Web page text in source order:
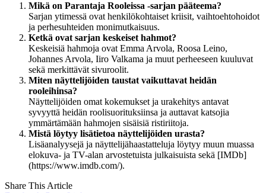
Mikä on Parantaja Rooleissa -sarjan pääteema?
Sarjan ytimessä ovat henkilökohtaiset kriisit, vaihtoehtohoidot
ja perhesuhteiden monimutkaisuus.
Ketkä ovat sarjan keskeiset hahmot?
Keskeisiä hahmoja ovat Emma Arvola, Roosa Leino,
Johannes Arvola, Iiro Valkama ja muut perheeseen kuuluvat
sekä merkittävät sivuroolit.
Miten näyttelijöiden taustat vaikuttavat heidän
rooleihinsa?
Näyttelijöiden omat kokemukset ja urakehitys antavat
syvyyttä heidän roolisuorituksiinsa ja auttavat katsojia
ymmärtämään hahmojen sisäisiä ristiriitoja.
Mistä löytyy lisätietoa näyttelijöiden urasta?
Lisäanalyysejä ja näyttelijähaastatteluja löytyy muun muassa
elokuva- ja TV-alan arvostetuista julkaisuista sekä [IMDb]
(https://www.imdb.com/).
Share This Article